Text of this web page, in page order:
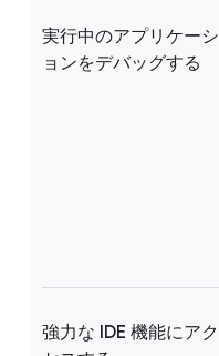
実行中のアプリケーシ
ョンをデバッグする
強力な IDE 機能にアク